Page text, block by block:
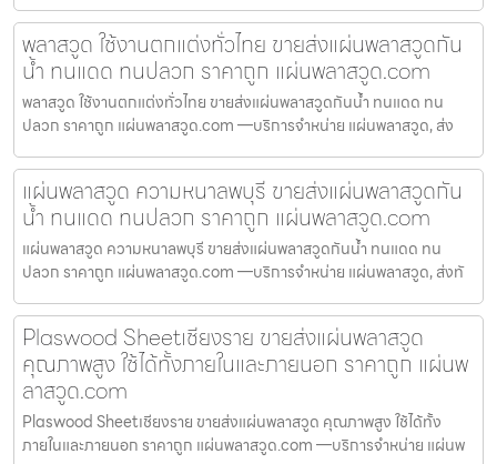
พลาสวูด ใช้งานตกแต่งทั่วไทย ขายส่งแผ่นพลาสวูดกัน
น้ำ ทนแดด ทนปลวก ราคาถูก แผ่นพลาสวูด.com
พลาสวูด ใช้งานตกแต่งทั่วไทย ขายส่งแผ่นพลาสวูดกันน้ำ ทนแดด ทน
ปลวก ราคาถูก แผ่นพลาสวูด.com —บริการจำหน่าย แผ่นพลาสวูด, ส่ง
แผ่นพลาสวูด ความหนาลพบุรี ขายส่งแผ่นพลาสวูดกัน
น้ำ ทนแดด ทนปลวก ราคาถูก แผ่นพลาสวูด.com
แผ่นพลาสวูด ความหนาลพบุรี ขายส่งแผ่นพลาสวูดกันน้ำ ทนแดด ทน
ปลวก ราคาถูก แผ่นพลาสวูด.com —บริการจำหน่าย แผ่นพลาสวูด, ส่งทั
Plaswood Sheetเชียงราย ขายส่งแผ่นพลาสวูด
คุณภาพสูง ใช้ได้ทั้งภายในและภายนอก ราคาถูก แผ่นพ
ลาสวูด.com
Plaswood Sheetเชียงราย ขายส่งแผ่นพลาสวูด คุณภาพสูง ใช้ได้ทั้ง
ภายในและภายนอก ราคาถูก แผ่นพลาสวูด.com —บริการจำหน่าย แผ่นพ